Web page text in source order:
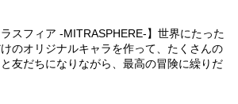
ラスフィア -MITRASPHERE-】世界にたった
けのオリジナルキャラを作って、たくさんの
友だちになりながら、最高の冒険に繰りだ